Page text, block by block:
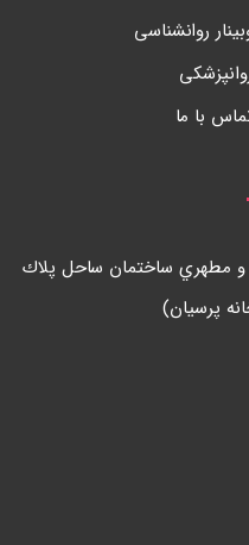
روانشناسی
با ما
و مطهري ساختمان ساحل پلاك